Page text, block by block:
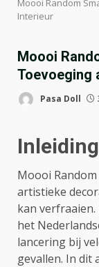
Moooi Random
Interieur
Moooi
Toevoeging
Pasa Doll
Inleiding
Moooi
artistieke
kan
het
lancering bij
gevallen. In dit